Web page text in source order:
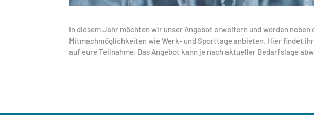
In diesem Jahr möchten wir unser Angebot erweitern und werden
Mitmachmöglichkeiten wie Werk- und Sporttage anbieten. Hier findet
auf eure Teilnahme. Das Angebot kann je nach aktueller Bedarfslage